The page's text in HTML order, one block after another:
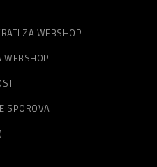
ZA WEBSHOP
WEBSHOP
SPOROVA